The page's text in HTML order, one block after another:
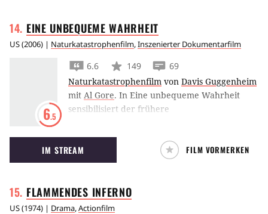
EINE UNBEQUEMEWAHRHEIT
US(2006) | Naturkatastrophenfilm,Inszenierter Dokumentarfilm
6.5
6.6 149
69
Naturkatastrophenfilm von Davis Guggenheim
mit Al Gore. In Eine unbequeme Wahrheit
sensibilisiert der frühere
Friedensnobelpreisträger Al Gore für die
Gefahren des Klimawandels.
IM STREAM FILM VORMERKEN
FLAMMENDES INFERNO
US(1974) | Drama,Actionfilm